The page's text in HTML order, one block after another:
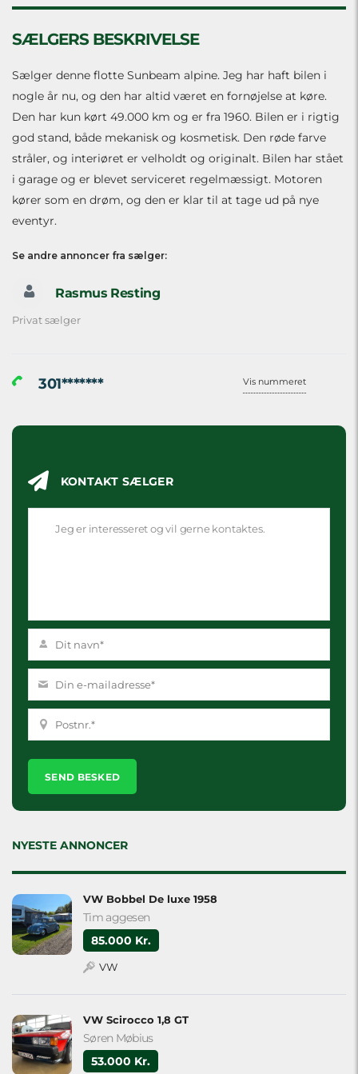
SÆLGERS BESKRIVELSE
Sælger denne flotte Sunbeam alpine. Jeg har haft bilen i
nogle år nu, og den har altid været en fornøjelse at køre.
Den har kun kørt 49.000 km og er fra 1960. Bilen er i rigtig
god stand, både mekanisk og kosmetisk. Den røde farve
stråler, og interiøret er velholdt og originalt. Bilen har stået
i garage og er blevet serviceret regelmæssigt. Motoren
kører som en drøm, og den er klar til at tage ud på nye
eventyr.
Se andre annoncer fra sælger:
Rasmus Resting
Privat sælger
301******* Vis nummeret
KONTAKT SÆLGER
Please
leave
empty.
NYESTE ANNONCER
VW Bobbel De luxe 1958
Tim aggesen
85.000 Kr.
VW
VW Scirocco 1,8 GT
Søren Møbius
53.000 Kr.